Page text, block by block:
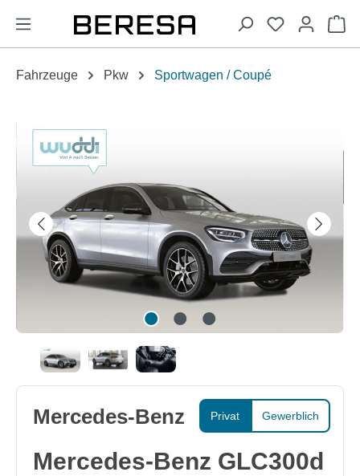
springen
Fahrzeuge Pkw Sportwagen / Coupé
Bildergalerie überspringen
Privat Gewerblich
Mercedes-Benz
Mercedes-Benz GLC300d